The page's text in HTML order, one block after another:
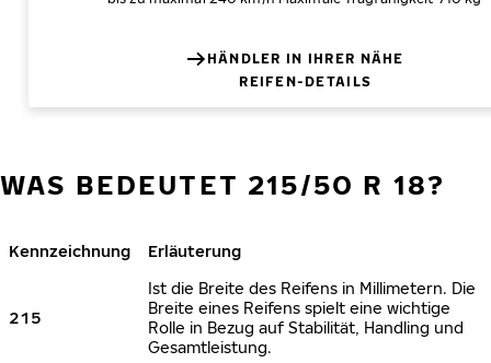
HÄNDLER IN IHRER NÄHE
REIFEN-DETAILS
WAS BEDEUTET 215/50 R 18?
Kennzeichnung Erläuterung
215
Ist die Breite des Reifens in Millimetern. Die
Breite eines Reifens spielt eine wichtige
Rolle in Bezug auf Stabilität, Handling und
Gesamtleistung.